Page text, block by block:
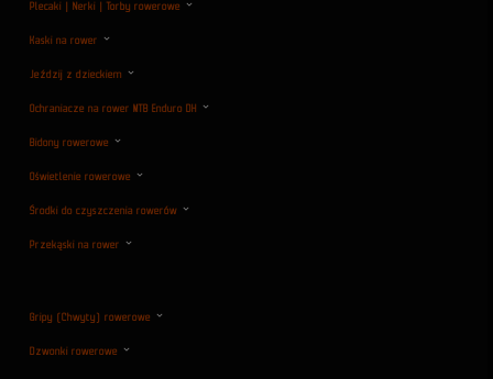
Plecaki | Nerki | Torby rowerowe
Kaski na rower
Jeździj z dzieckiem
Ochraniacze na rower MTB Enduro DH
Bidony rowerowe
Oświetlenie rowerowe
Środki do czyszczenia rowerów
Przekąski na rower
Gripy (Chwyty) rowerowe
Dzwonki rowerowe